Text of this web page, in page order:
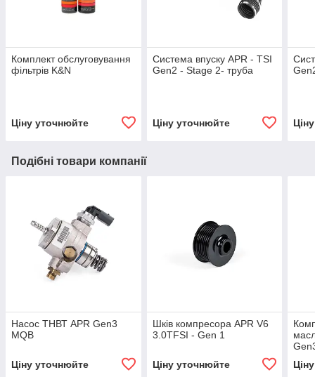
Комплект обслуговування
фільтрів K&N
Ціну уточнюйте
Система впуску APR - TSI
Gen2 - Stage 2- труба
Ціну уточнюйте
Подібні товари компанії
Насос ТНВТ APR Gen3
MQB
Ціну уточнюйте
Шків компресора APR V6
3.0TFSI - Gen 1
Ціну уточнюйте